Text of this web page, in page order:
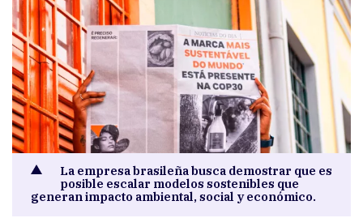
La empresa brasileña busca demostrar que es
posible escalar modelos sostenibles que
generan impacto ambiental, social y económico.